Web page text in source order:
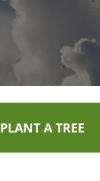
PLANT A TREE